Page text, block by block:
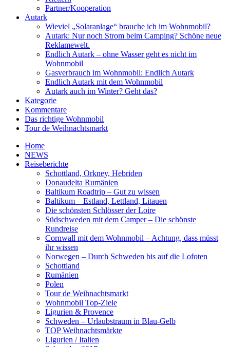
Partner/Kooperation
Autark
Wieviel „Solaranlage“ brauche ich im Wohnmobil?
Autark: Nur noch Strom beim Camping? Schöne neue
Reklamewelt.
Endlich Autark – ohne Wasser geht es nicht im
Wohnmobil
Gasverbrauch im Wohnmobil: Endlich Autark
Endlich Autark mit dem Wohnmobil
Autark auch im Winter? Geht das?
Kategorie
Kommentare
Das richtige Wohnmobil
Tour de Weihnachtsmarkt
Home
NEWS
Reiseberichte
Schottland, Orkney, Hebriden
Donaudelta Rumänien
Baltikum Roadtrip – Gut zu wissen
Baltikum – Estland, Lettland, Litauen
Die schönsten Schlösser der Loire
Südschweden mit dem Camper – Die schönste
Rundreise
Cornwall mit dem Wohnmobil – Achtung, dass müsst
ihr wissen
Norwegen – Durch Schweden bis auf die Lofoten
Schottland
Rumänien
Polen
Tour de Weihnachtsmarkt
Wohnmobil Top-Ziele
Ligurien & Provence
Schweden – Urlaubstraum in Blau-Gelb
TOP Weihnachtsmärkte
Ligurien / Italien